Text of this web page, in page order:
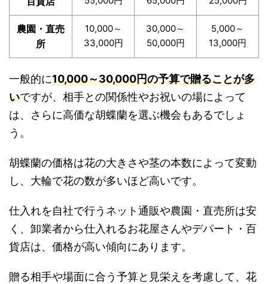
農園・直売
所
10,000～
33,000円
30,000～
50,000円
5,000～
13,000円
一般的に10,000～30,000円の予算で贈ることが多
いですが、相手との関係性やお祝いの場によって
は、さらに高価な胡蝶蘭を選ぶ機会もあるでしょ
う。
胡蝶蘭の価格は花の大きさや茎の本数によって変動
し、大輪で花の数が多いほど高いです。
仕入れを自社で行うネット通販や農園・直売所は安
く、卸業者から仕入れるお花屋さんやデパート・百
貨店は、価格が高い傾向にあります。
贈る相手や場面に合う予算と見栄えを考慮して、花